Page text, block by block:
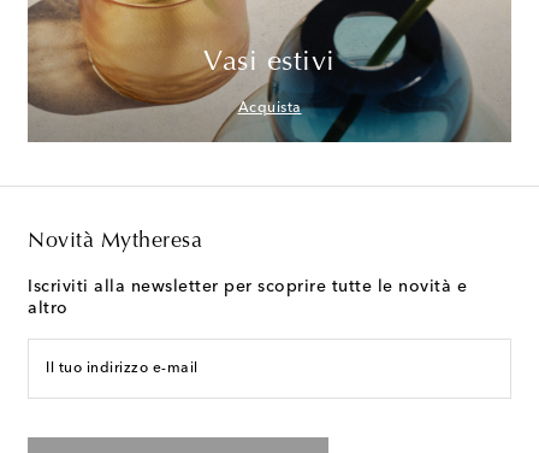
Vasi estivi
Acquista
Novità Mytheresa
Iscriviti alla newsletter per scoprire tutte le novità e
altro
Il tuo indirizzo e-mail